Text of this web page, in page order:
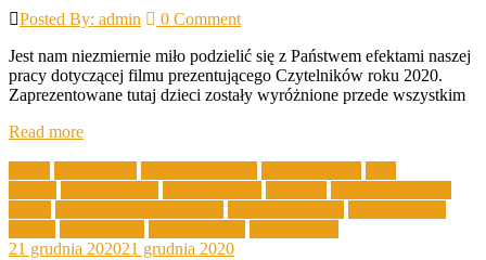
Posted By: admin
0 Comment
Jest nam niezmiernie miło podzielić się z Państwem efektami naszej
pracy dotyczącej filmu prezentującego Czytelników roku 2020.
Zaprezentowane tutaj dzieci zostały wyróżnione przede wszystkim
Read more
21 grudnia 202021 grudnia 2020